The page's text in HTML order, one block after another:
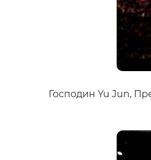
Господин Yu Jun,